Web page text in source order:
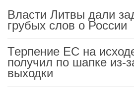
Власти Литвы дали
грубых слов о России
Терпение ЕС на
получил по шапке из-
выходки